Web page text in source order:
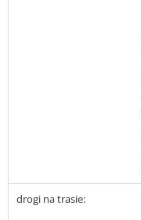
drogi na trasie: